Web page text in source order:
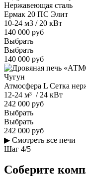
Нержавеющая сталь
Ермак 20 ПС Элит
10-24 м3 / 20 кВт
140 000 руб
Выбрать
Выбрать
140 000 руб
Чугун
Атмосфера L Сетка
12-24 м³ / 24 кВт
242 000 руб
Выбрать
Выбрать
242 000 руб
▶ Смотреть все печи
Шаг 4/5
Соберите